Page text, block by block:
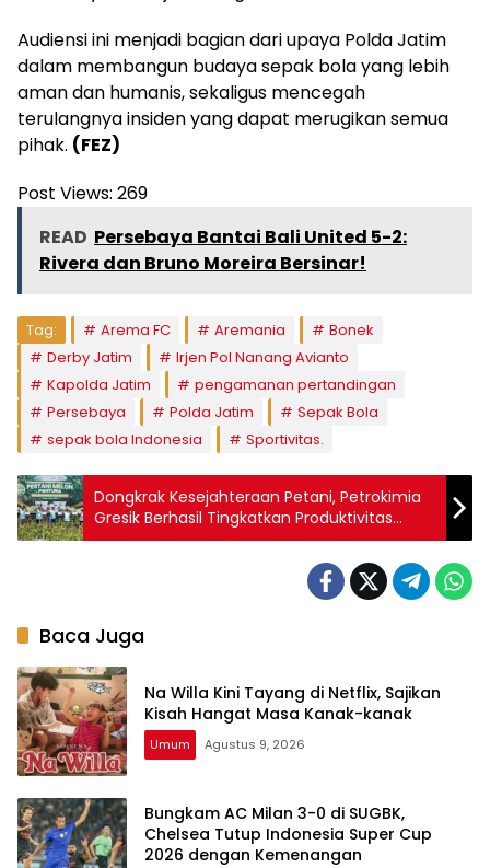
Audiensi ini menjadi bagian dari upaya Polda Jatim
dalam membangun budaya sepak bola yang lebih
aman dan humanis, sekaligus mencegah
terulangnya insiden yang dapat merugikan semua
pihak. (FEZ)
Post Views: 269
READ Persebaya Bantai Bali United 5-2:
Rivera dan Bruno Moreira Bersinar!
Tag: Arema FC Aremania
Bonek
Derby Jatim
Irjen Pol Nanang Avianto
Kapolda Jatim
pengamanan pertandingan
Persebaya
Polda Jatim
Sepak Bola
sepak bola Indonesia
Sportivitas.
Dongkrak Kesejahteraan Petani, Petrokimia
Gresik Berhasil Tingkatkan Produktivitas
Melon Pantura hingga 10%
Baca Juga
Na Willa Kini Tayang di Netflix, Sajikan
Kisah Hangat Masa Kanak-kanak
Umum Agustus 9, 2026
Bungkam AC Milan 3-0 di SUGBK,
Chelsea Tutup Indonesia Super Cup
2026 dengan Kemenangan